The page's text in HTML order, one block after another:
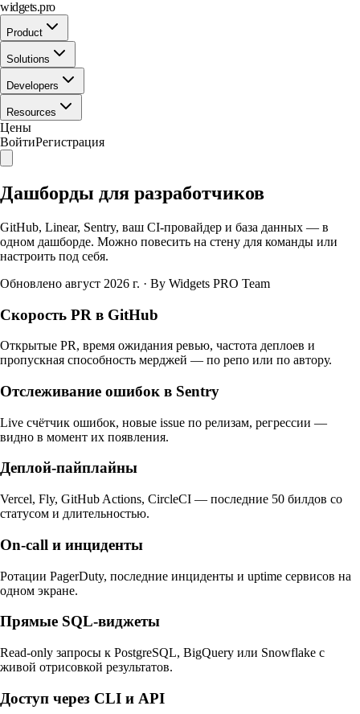
widgets.pro
Product
Solutions
Developers
Resources
Цены
ВойтиРегистрация
Дашборды для разработчиков
GitHub, Linear, Sentry, ваш CI-провайдер и база данных — в
одном дашборде. Можно повесить на стену для команды или
настроить под себя.
Обновлено август 2026 г. · By Widgets PRO Team
Скорость PR в GitHub
Открытые PR, время ожидания ревью, частота деплоев и
пропускная способность мерджей — по репо или по автору.
Отслеживание ошибок в Sentry
Live счётчик ошибок, новые issue по релизам, регрессии —
видно в момент их появления.
Деплой-пайплайны
Vercel, Fly, GitHub Actions, CircleCI — последние 50 билдов со
статусом и длительностью.
On-call и инциденты
Ротации PagerDuty, последние инциденты и uptime сервисов на
одном экране.
Прямые SQL-виджеты
Read-only запросы к PostgreSQL, BigQuery или Snowflake с
живой отрисовкой результатов.
Доступ через CLI и API